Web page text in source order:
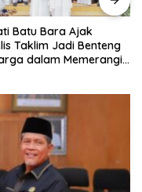
Batu Bara Ajak
Taklim Jadi Benteng
dalam Memerangi